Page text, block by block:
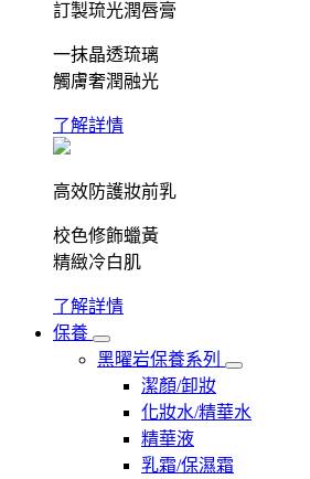
訂製琉光潤唇膏
一抹晶透琉璃
觸膚奢潤融光
了解詳情
高效防護妝前乳
校色修飾蠟黃
精緻冷白肌
了解詳情
保養
黑曜岩保養系列
潔顏/卸妝
化妝水/精華水
精華液
乳霜/保濕霜